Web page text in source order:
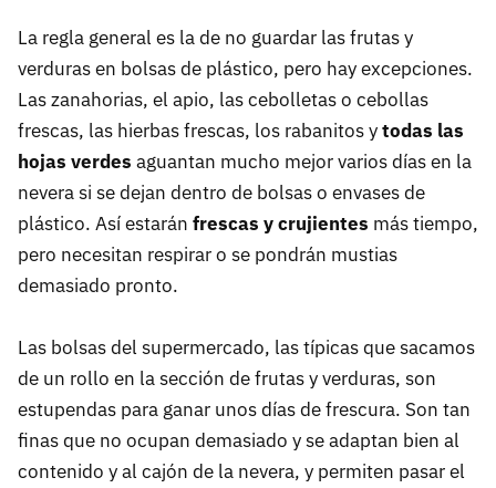
La regla general es la de no guardar las frutas y
verduras en bolsas de plástico, pero hay excepciones.
Las zanahorias, el apio, las cebolletas o cebollas
frescas, las hierbas frescas, los rabanitos ytodas las
hojas verdes aguantan mucho mejor varios días en la
nevera si se dejan dentro de bolsas o envases de
plástico. Así estarán frescas y crujientes más tiempo,
pero necesitan respirar o se pondrán mustias
demasiado pronto.
Las bolsas del supermercado, las típicas que sacamos
de un rollo en la sección de frutas y verduras, son
estupendas para ganar unos días de frescura. Son tan
finas que no ocupan demasiado y se adaptan bien al
contenido y al cajón de la nevera, y permiten pasar el